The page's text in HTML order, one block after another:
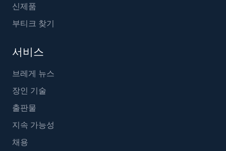
신제품
부티크 찾기
서비스
브레게 뉴스
장인 기술
출판물
지속 가능성
채용